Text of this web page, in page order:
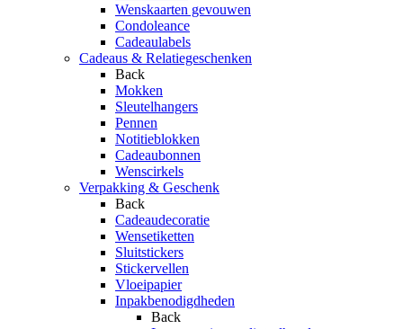
Wenskaarten gevouwen
Condoleance
Cadeaulabels
Cadeaus & Relatiegeschenken
Back
Mokken
Sleutelhangers
Pennen
Notitieblokken
Cadeaubonnen
Wenscirkels
Verpakking & Geschenk
Back
Cadeaudecoratie
Wensetiketten
Sluitstickers
Stickervellen
Vloeipapier
Inpakbenodigdheden
Back